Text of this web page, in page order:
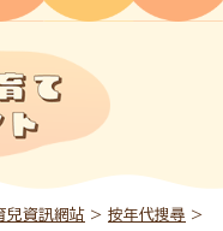
兒資訊網站 > 按年代搜尋 >